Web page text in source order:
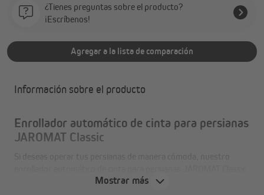
¿Tienes preguntas sobre el producto?
¡Escríbenos!
Agregar a la lista de comparación
Información sobre el producto
Enrollador automático de cinta para persianas
JAROMAT Classic
es perfecto para ti. Con solo presionar un botón, tu persiana se
Mostrar más